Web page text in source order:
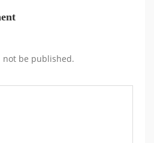
not be published.